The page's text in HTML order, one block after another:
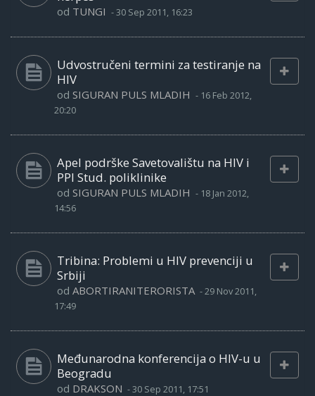
od TUNGI -30 Sep 2011, 16:23
Udvostručeni termini za testiranje na
HIV
od SIGURAN PULS MLADIH - 16 Feb 2012,
20:20
Apel podrške Savetovalištu na HIV i
PPI Stud. poliklinike
od SIGURAN PULS MLADIH - 18 Jan 2012,
14:56
Tribina: Problemi u HIV prevenciji u
Srbiji
od ABORTIRANITERORISTA -29 Nov 2011,
17:49
Međunarodna konferencija o HIV-u u
Beogradu
od DRAKSON -30 Sep 2011, 17:51